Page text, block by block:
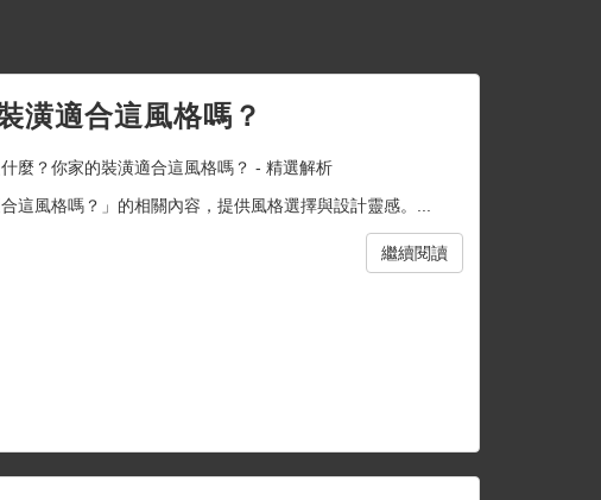
潢適合這風格嗎？
麼？你家的裝潢適合這風格嗎？ - 精選解析
這風格嗎？」的相關內容，提供風格選擇與設計靈感。...
繼續閱讀